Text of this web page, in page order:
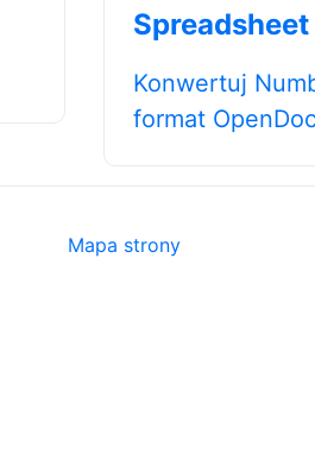
Spreadsheet
Konwertuj
format
Mapa strony